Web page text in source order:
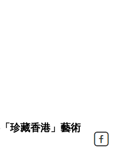
珍藏香港」藝術